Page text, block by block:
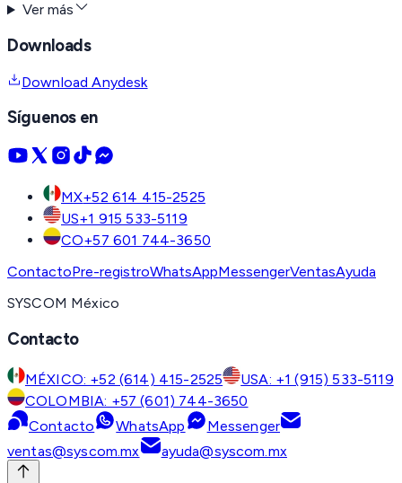
Ver más
Downloads
Download Anydesk
Síguenos en
MX+52 614 415-2525
US+1 915 533-5119
CO+57 601 744-3650
ContactoPre-registroWhatsAppMessengerVentasAyuda
SYSCOM México
Contacto
MÉXICO: +52 (614) 415-2525
USA: +1 (915) 533-5119
COLOMBIA: +57 (601) 744-3650
Contacto
WhatsApp
Messenger
ventas@syscom.mx
ayuda@syscom.mx